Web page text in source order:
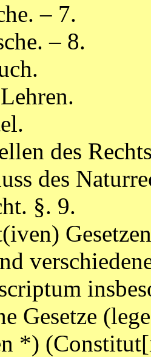
– 7.
– 8.
des
des
§. 9.
Gesetze
*)